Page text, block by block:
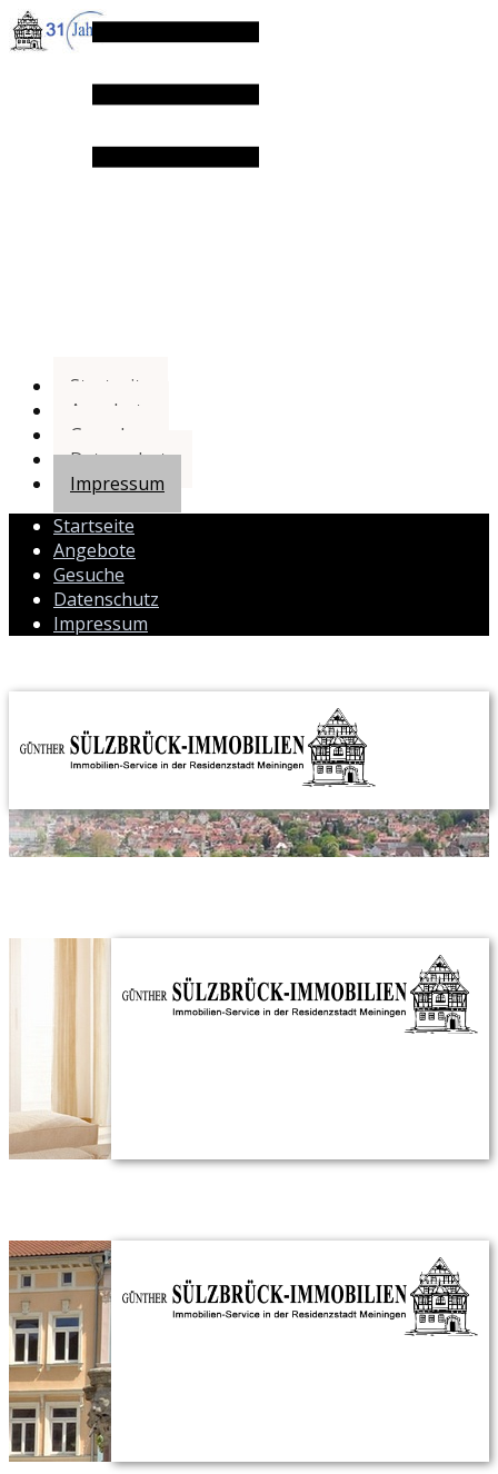
Startseite
Angebote
Gesuche
Datenschutz
Impressum
Startseite
Angebote
Gesuche
Datenschutz
Impressum